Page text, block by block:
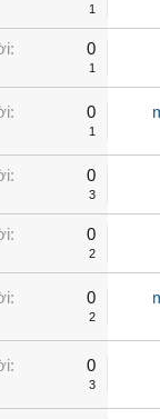
1
0
1
0
1
0
3
0
2
0
2
0
3